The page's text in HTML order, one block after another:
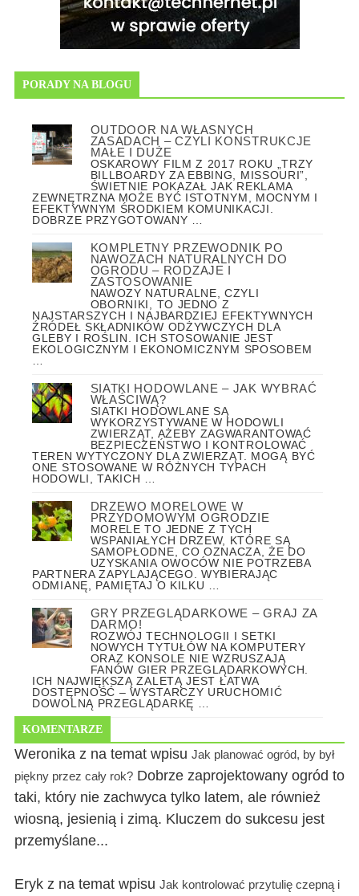
PORADY NA BLOGU
OUTDOOR NA WŁASNYCH
ZASADACH – CZYLI KONSTRUKCJE
MAŁE I DUŻE
OSKAROWY FILM Z 2017 ROKU „TRZY
BILLBOARDY ZA EBBING, MISSOURI”,
ŚWIETNIE POKAZAŁ JAK REKLAMA
ZEWNĘTRZNA MOŻE BYĆ ISTOTNYM, MOCNYM I
EFEKTYWNYM ŚRODKIEM KOMUNIKACJI.
DOBRZE PRZYGOTOWANY …
KOMPLETNY PRZEWODNIK PO
NAWOZACH NATURALNYCH DO
OGRODU – RODZAJE I
ZASTOSOWANIE
NAWOZY NATURALNE, CZYLI
OBORNIKI, TO JEDNO Z
NAJSTARSZYCH I NAJBARDZIEJ EFEKTYWNYCH
ŹRÓDEŁ SKŁADNIKÓW ODŻYWCZYCH DLA
GLEBY I ROŚLIN. ICH STOSOWANIE JEST
EKOLOGICZNYM I EKONOMICZNYM SPOSOBEM
SIATKI HODOWLANE – JAK WYBRAĆ
WŁAŚCIWĄ?
SIATKI HODOWLANE SĄ
WYKORZYSTYWANE W HODOWLI
ZWIERZĄT, AŻEBY ZAGWARANTOWAĆ
BEZPIECZEŃSTWO I KONTROLOWAĆ
TEREN WYTYCZONY DLA ZWIERZĄT. MOGĄ BYĆ
ONE STOSOWANE W RÓŻNYCH TYPACH
HODOWLI, TAKICH …
DRZEWO MORELOWE W
PRZYDOMOWYM OGRODZIE
MORELE TO JEDNE Z TYCH
WSPANIAŁYCH DRZEW, KTÓRE SĄ
SAMOPŁODNE, CO OZNACZA, ŻE DO
UZYSKANIA OWOCÓW NIE POTRZEBA
PARTNERA ZAPYLAJĄCEGO. WYBIERAJĄC
ODMIANĘ, PAMIĘTAJ O KILKU …
GRY PRZEGLĄDARKOWE – GRAJ ZA
DARMO!
ROZWÓJ TECHNOLOGII I SETKI
NOWYCH TYTUŁÓW NA KOMPUTERY
ORAZ KONSOLE NIE WZRUSZAJĄ
FANÓW GIER PRZEGLĄDARKOWYCH.
ICH NAJWIĘKSZĄ ZALETĄ JEST ŁATWA
DOSTĘPNOŚĆ – WYSTARCZY URUCHOMIĆ
DOWOLNĄ PRZEGLĄDARKĘ …
KOMENTARZE
Weronika z na temat wpisu Jak planować ogród, by był
piękny przez cały rok? Dobrze zaprojektowany ogród to
taki, który nie zachwyca tylko latem, ale również
wiosną, jesienią i zimą. Kluczem do sukcesu jest
przemyślane...
Eryk z na temat wpisu Jak kontrolować przytulię czepną i